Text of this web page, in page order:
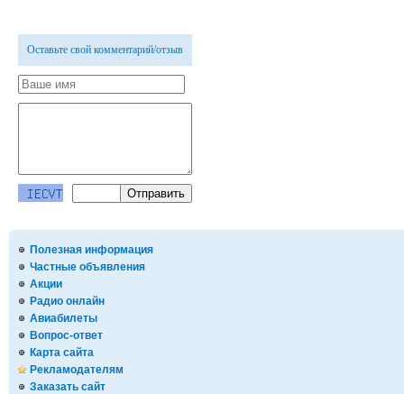
Полезная информация
Частные объявления
Акции
Радио онлайн
Авиабилеты
Вопрос-ответ
Карта сайта
Рекламодателям
Заказать сайт
Оставьте свой комментарий/отзыв